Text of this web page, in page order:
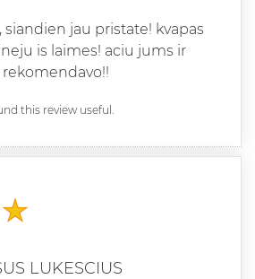
siandien jau pristate! kvapas
is laimes! aciu jums ir
this review useful.
LUKESCIUS